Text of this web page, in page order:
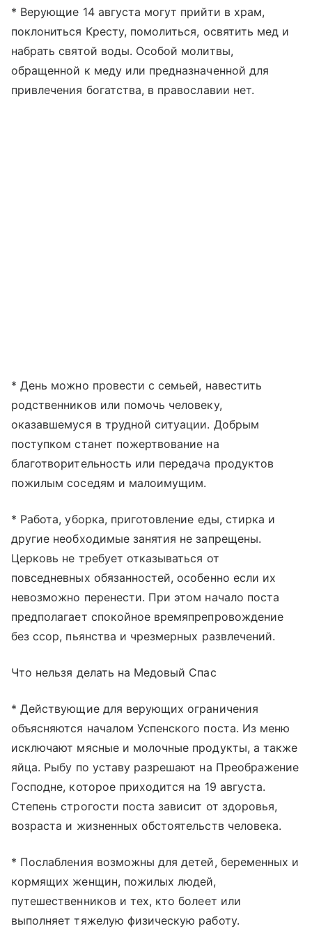
* Верующие 14 августа могут прийти в храм,
поклониться Кресту, помолиться, освятить мед и
набрать святой воды. Особой молитвы,
обращенной к меду или предназначенной для
привлечения богатства, в православии нет.
* День можно провести с семьей, навестить
родственников или помочь человеку,
оказавшемуся в трудной ситуации. Добрым
поступком станет пожертвование на
благотворительность или передача продуктов
пожилым соседям и малоимущим.
* Работа, уборка, приготовление еды, стирка и
другие необходимые занятия не запрещены.
Церковь не требует отказываться от
повседневных обязанностей, особенно если их
невозможно перенести. При этом начало поста
предполагает спокойное времяпрепровождение
без ссор, пьянства и чрезмерных развлечений.
Что нельзя делать на Медовый Спас
* Действующие для верующих ограничения
объясняются началом Успенского поста. Из меню
исключают мясные и молочные продукты, а также
яйца. Рыбу по уставу разрешают на Преображение
Господне, которое приходится на 19 августа.
Степень строгости поста зависит от здоровья,
возраста и жизненных обстоятельств человека.
* Послабления возможны для детей, беременных и
кормящих женщин, пожилых людей,
путешественников и тех, кто болеет или
выполняет тяжелую физическую работу.